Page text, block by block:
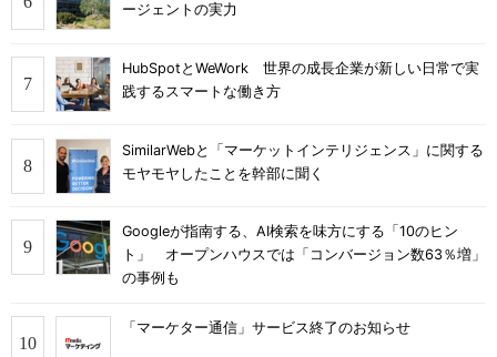
ージェントの実力
HubSpotとWeWork 世界の成長企業が新しい日常で実
践するスマートな働き方
SimilarWebと「マーケットインテリジェンス」に関する
モヤモヤしたことを幹部に聞く
Googleが指南する、AI検索を味方にする「10のヒン
ト」 オープンハウスでは「コンバージョン数63％増」
の事例も
「マーケター通信」サービス終了のお知らせ